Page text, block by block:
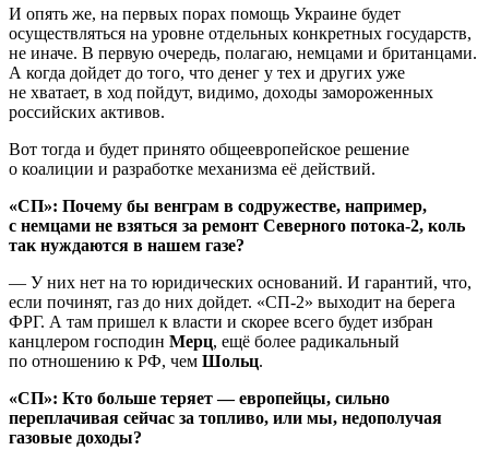
И опять же, на первых порах помощь Украине будет
осуществляться на уровне отдельных конкретных государств,
не иначе. В первую очередь, полагаю, немцами и британцами.
А когда дойдет до того, что денег у тех и других уже
не хватает, в ход пойдут, видимо, доходы замороженных
российских активов.
Вот тогда и будет принято общеевропейское решение
о коалиции и разработке механизма её действий.
«СП»: Почему бы венграм в содружестве, например,
с немцами не взяться за ремонт Северного потока-2, коль
так нуждаются в нашем газе?
— У них нет на то юридических оснований. И гарантий, что,
если починят, газ до них дойдет. «СП-2» выходит на берега
ФРГ. А там пришел к власти и скорее всего будет избран
канцлером господин Мерц, ещё более радикальный
по отношению к РФ, чем Шольц.
«СП»: Кто больше теряет — европейцы, сильно
переплачивая сейчас за топливо, или мы, недополучая
газовые доходы?